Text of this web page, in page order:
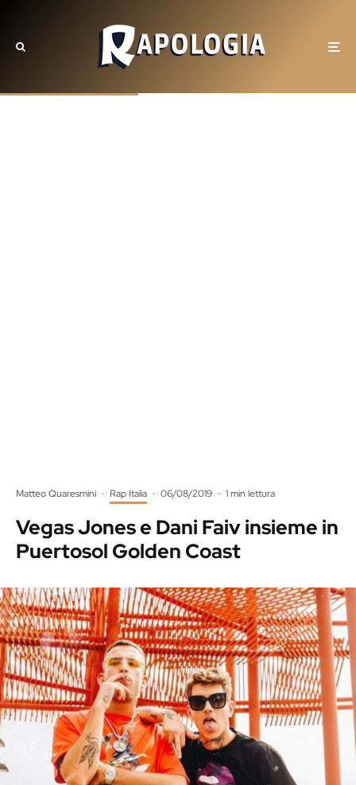
Matteo Quaresmini · Rap Italia · 06/08/2019 · 1 min lettura
Vegas Jones e Dani Faiv insieme in
Puertosol Golden Coast